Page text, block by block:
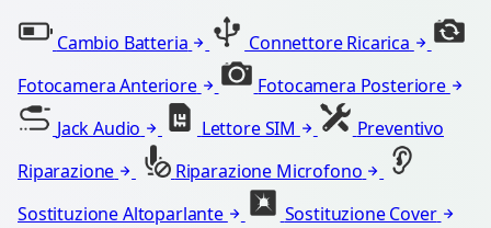
Cambio Batteria
Connettore Ricarica
Fotocamera Anteriore
Fotocamera Posteriore
Jack Audio
Lettore SIM
Preventivo
Riparazione
Riparazione Microfono
Sostituzione Altoparlante
Sostituzione Cover